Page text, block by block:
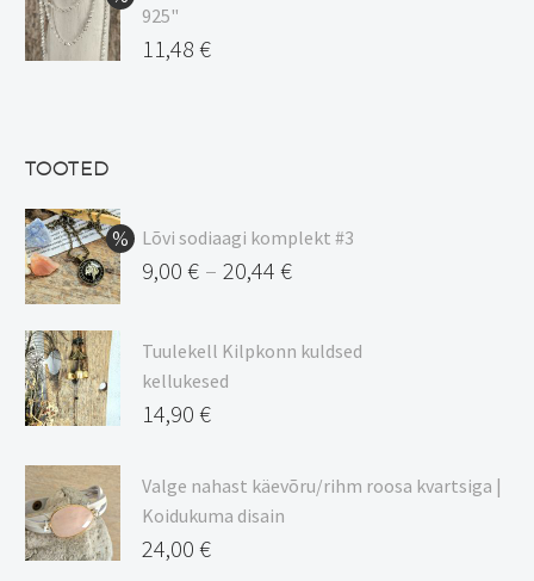
17,00 €.
on:
15,00 €.
925"
Algne
11,48 €
TOOTED
Lõvi sodiaagi komplekt #3
9,00 € – 20,44 €
9,00 €
kuni
20,44 €
Tuulekell Kilpkonn kuldsed
kellukesed
14,90 €
Valge nahast käevõru/rihm roosa kvartsiga |
Koidukuma disain
24,00 €